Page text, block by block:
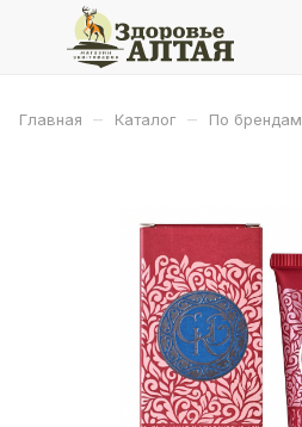
Главная – Каталог – По брендам